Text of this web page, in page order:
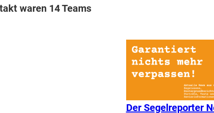
waren 14 Teams
Der Segelreporter